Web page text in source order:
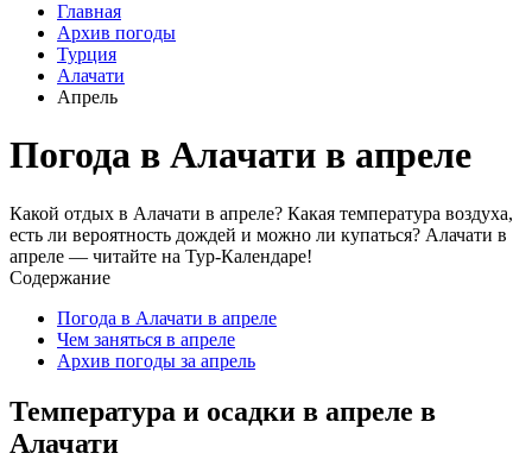
Главная
Архив погоды
Турция
Алачати
Апрель
Погода в Алачати в апреле
Какой отдых в Алачати в апреле? Какая температура воздуха,
есть ли вероятность дождей и можно ли купаться? Алачати в
апреле — читайте на Тур-Календаре!
Содержание
Погода в Алачати в апреле
Чем заняться в апреле
Архив погоды за апрель
Температура и осадки в апреле в
Алачати